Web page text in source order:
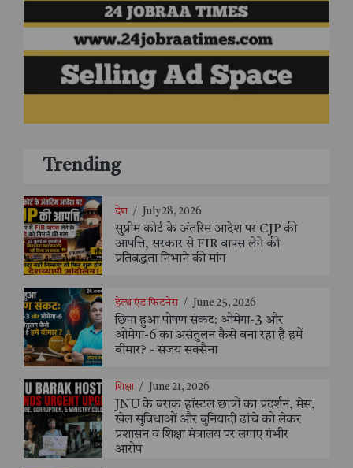
Trending
देश / July 28, 2026
सुप्रीम कोर्ट के अंतरिम आदेश पर CJP की
आपत्ति, सरकार से FIR वापस लेने की
प्रतिबद्धता निभाने की मांग
हेल्थ एंड फिटनेस / June 25, 2026
छिपा हुआ पोषण संकट: ओमेगा-3 और
ओमेगा-6 का असंतुलन कैसे बना रहा है हमें
बीमार? - संजय सक्सैना
शिक्षा / June 21, 2026
JNU के बराक हॉस्टल छात्रों का प्रदर्शन, मेस,
खेल सुविधाओं और बुनियादी ढांचे को लेकर
प्रशासन व शिक्षा मंत्रालय पर लगाए गंभीर
आरोप